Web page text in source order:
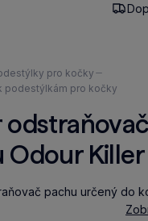
pro kočky
podestýlkám pro kočky
odstraňovač
Odour
pachu určený do